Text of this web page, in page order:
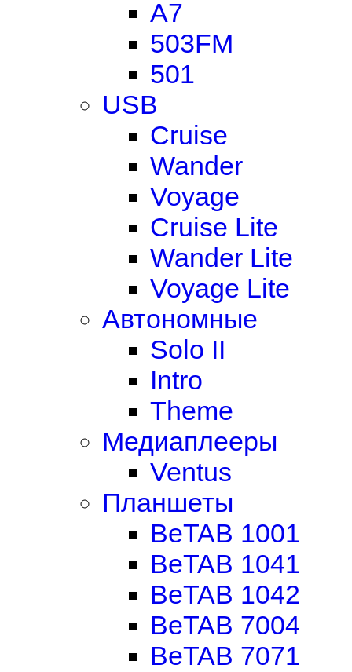
A7
503FM
501
USB
Cruise
Wander
Voyage
Cruise Lite
Wander Lite
Voyage Lite
Автономные
Solo II
Intro
Theme
Медиаплееры
Ventus
Планшеты
BeTAB 1001
BeTAB 1041
BeTAB 1042
BeTAB 7004
BeTAB 7071